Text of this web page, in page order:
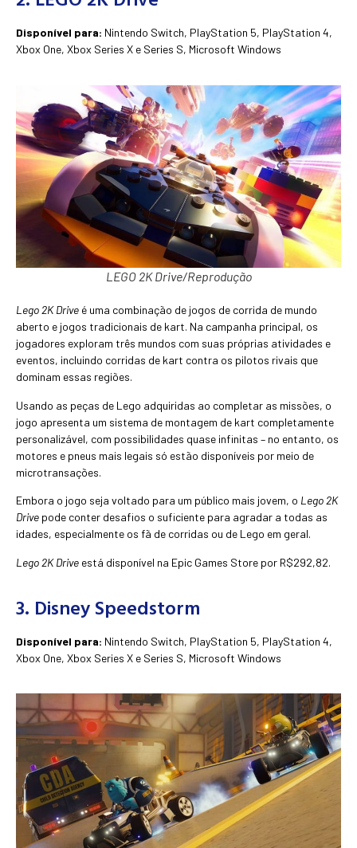
Disponível para: Nintendo Switch, PlayStation 5, PlayStation 4,
Xbox One, Xbox Series X e Series S, Microsoft Windows
LEGO 2K Drive/Reprodução
Lego 2K Drive é uma combinação de jogos de corrida de mundo
aberto e jogos tradicionais de kart. Na campanha principal, os
jogadores exploram três mundos com suas próprias atividades e
eventos, incluindo corridas de kart contra os pilotos rivais que
dominam essas regiões.
Usando as peças de Lego adquiridas ao completar as missões, o
jogo apresenta um sistema de montagem de kart completamente
personalizável, com possibilidades quase infinitas – no entanto, os
motores e pneus mais legais só estão disponíveis por meio de
microtransações.
Embora o jogo seja voltado para um público mais jovem, o Lego 2K
Drive pode conter desafios o suficiente para agradar a todas as
idades, especialmente os fã de corridas ou de Lego em geral.
Lego 2K Drive está disponível na Epic Games Store por R$292,82.
3. Disney Speedstorm
Disponível para: Nintendo Switch, PlayStation 5, PlayStation 4,
Xbox One, Xbox Series X e Series S, Microsoft Windows